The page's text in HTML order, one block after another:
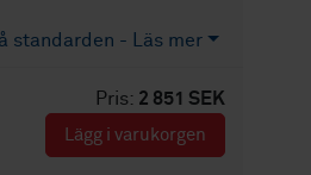
standarden - Läs mer
Pris: 2 851 SEK
Lägg i varukorgen